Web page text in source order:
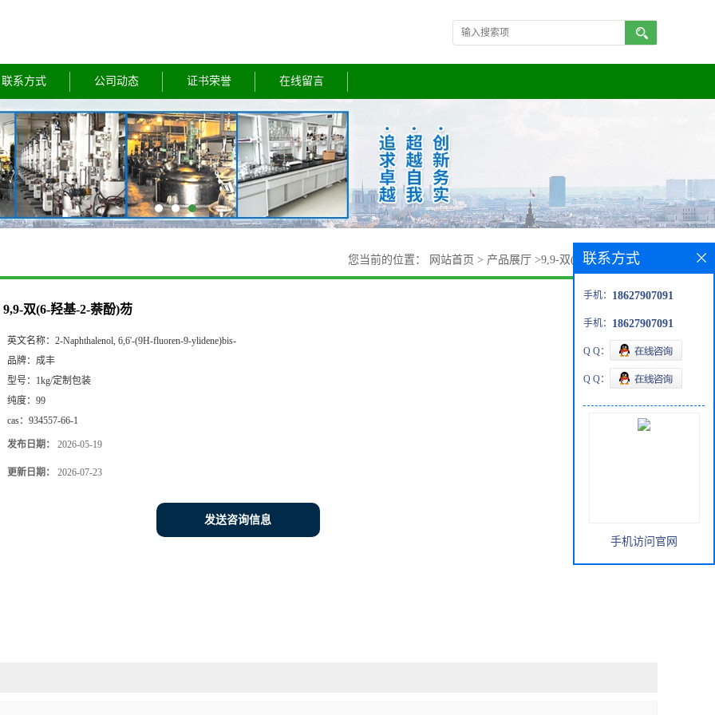
联系方式 公司动态 证书荣誉 在线留言
您当前的位置： 网站首页 > 产品展厅 >9,9-双(6-羟基-2-萘酚)芴
9,9-双(6-羟基-2-萘酚)芴
英文名称： 2-Naphthalenol, 6,6'-(9H-fluoren-9-ylidene)bis-
品牌： 成丰
型号： 1kg/定制包装
纯度： 99
cas： 934557-66-1
发布日期： 2026-05-19
更新日期： 2026-07-23
发送咨询信息
联系方式
手机： 18627907091
手机： 18627907091
Q Q：
Q Q：
手机访问官网